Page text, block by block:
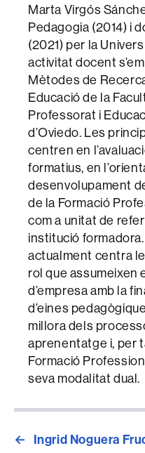
Marta Virgós
Pedagogia (2014) i
(2021) per la
activitat docent
Mètodes de
Educació de la
Professorat i
d’Oviedo. Les
centren en
formatius, en
desenvolupament
de la Formació
com a unitat de
institució
actualment centra
rol que assumeixen
d’empresa amb la
d’eines
millora dels
aprenentatge i, per
Formació
seva modalitat dual.
←
Ingrid Noguera